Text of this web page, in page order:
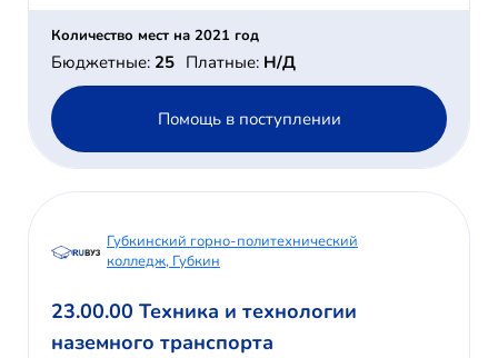
Количество мест на 2021 год
Бюджетные: 25 Платные: Н/Д
Помощь в поступлении
Губкинский горно-политехнический
колледж, Губкин
23.00.00 Техника и технологии
наземного транспорта